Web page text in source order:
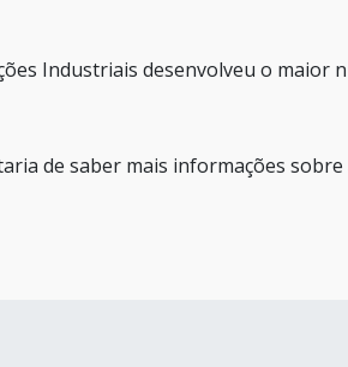
Industriais desenvolveu o maior
de saber mais informações sobre